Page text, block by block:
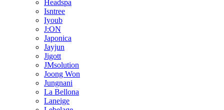
Headspa
Isntree
Iyoub
J:ON
Japonica
Jayjun
Jigott
JMsolution
Joong Won
Jungnani
La Bellona
Laneige